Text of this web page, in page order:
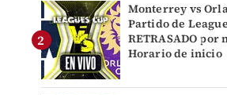
Monterrey vs
Partido de
RETRASADO por
Horario de inicio